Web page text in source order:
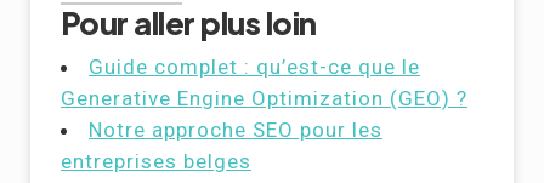
Pour aller plus loin
Guide complet : qu’est-ce que le
Generative Engine Optimization (GEO) ?
Notre approche SEO pour les
entreprises belges